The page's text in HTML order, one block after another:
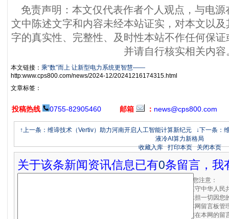
免责声明：本文仅代表作者个人观点，与电源
文中陈述文字和内容未经本站证实，对本文以
字的真实性、完整性、及时性本站不作任何保
并请自行核实相关内容
本文链接： 乘“数”而上 让新型电力系统更智慧——
http:www.cps800.com/news/2024-12/20241216174315.html
文章标签：
投稿热线 0755-82905460 邮箱 ： news@cps800.com
↑上一条：维谛技术（Vertiv）助力河南开启人工智能计算新纪元
↓下一条：
液冷AI算力新格局
收藏入库
打印本页 关闭本页
关于该条新闻资讯信息已有0条留言，我
请您注意：
·遵守中华人
·承担一切因
·本网留言板
·您在本网的